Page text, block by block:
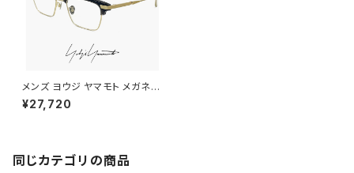
メンズ ヨウジ ヤマモト メガネ
日本製 19-0088 3 c03 52m
m Yohji Yamamoto 幅広 幅
¥27,720
同じカテゴリの商品